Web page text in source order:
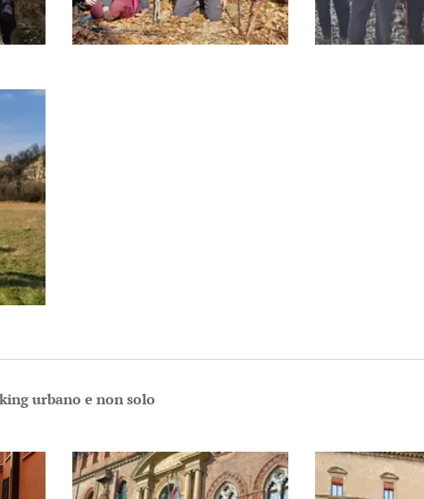
urbano e non solo